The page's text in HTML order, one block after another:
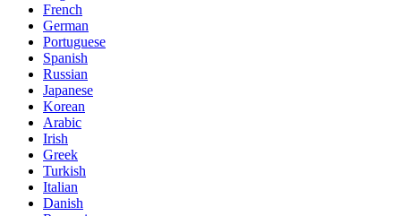
French
German
Portuguese
Spanish
Russian
Japanese
Korean
Arabic
Irish
Greek
Turkish
Italian
Danish